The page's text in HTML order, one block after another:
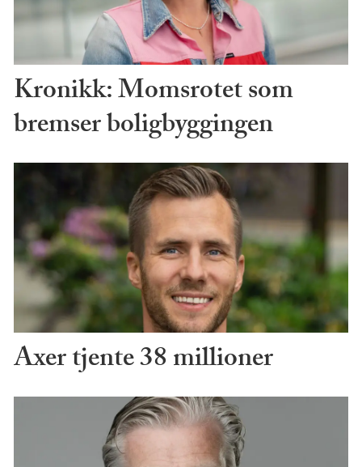
Kronikk: Momsrotet som
bremser boligbyggingen
Axer tjente 38 millioner